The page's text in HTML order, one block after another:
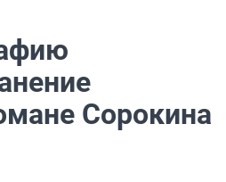
Сорокина